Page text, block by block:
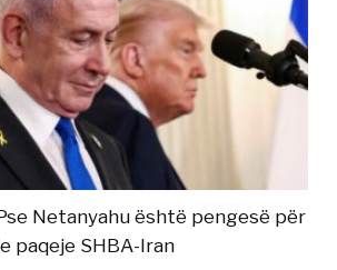
Netanyahu është pengesë për
paqeje SHBA-Iran